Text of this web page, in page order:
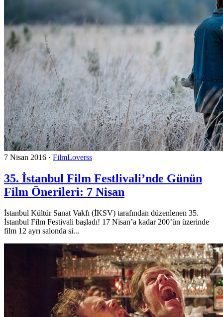
7 Nisan 2016 · FilmLoverss
35. İstanbul Film Festlivali’nde Günün
Film Önerileri: 7 Nisan
İstanbul Kültür Sanat Vakfı (İKSV) tarafından düzenlenen 35.
İstanbul Film Festivali başladı! 17 Nisan’a kadar 200’ün üzerinde
film 12 ayrı salonda si...